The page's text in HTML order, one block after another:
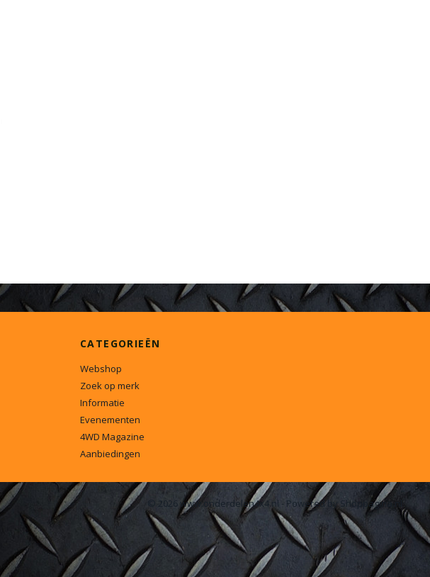
CATEGORIEËN
Webshop
Zoek op merk
Informatie
Evenementen
4WD Magazine
Aanbiedingen
© 2026 www.onderdelen4x4.nl - Powered by Shoppagina.nl